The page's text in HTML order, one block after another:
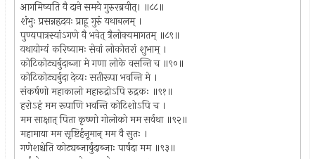
आगमिष्यति वै दाने समये गुरुरब्रवीत्। ॥८८॥
शंभुः प्रसन्नहृदयः प्राहू गुरुं यथाबलम् ।
पुण्यपात्रस्यांऽगणे वै भवेत् त्रैलोक्यमागतम् ॥८९॥
यथायोग्यं करिष्यामः सेवां लोकोत्तरां शुभाम् ।
कोटिकोट्यर्बुदाब्जा मे गणा लोके वसन्ति च ॥९०॥
कोटिकोट्यर्बुदा देव्यः सतीरूपा भवन्ति मे ।
संकर्षणो महाकालो महारुद्रोऽपि रुद्रकः ॥९१॥
हरोऽहं मम रूपाणि भवन्ति कोटिशोऽपि च ।
मम साक्षात् पिता कृष्णो गोलोको मम सर्वथा ॥९२॥
महामाया मम सृष्टिर्हनूमान् मम वै सुतः ।
गणेशश्चेति कोट्यब्जार्बुदाब्जाः पार्षदा मम ॥९३॥